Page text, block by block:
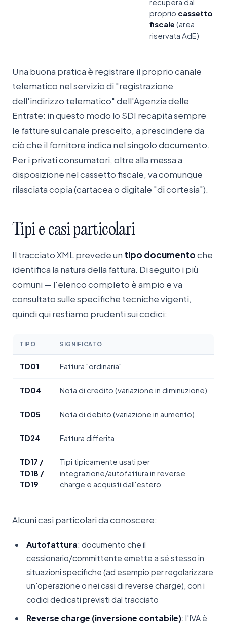
proprio cassetto
fiscale (area
riservata AdE)
Una buona pratica è registrare il proprio canale
telematico nel servizio di "registrazione
dell'indirizzo telematico" dell'Agenzia delle
Entrate: in questo modo lo SDI recapita sempre
le fatture sul canale prescelto, a prescindere da
ciò che il fornitore indica nel singolo documento.
Per i privati consumatori, oltre alla messa a
disposizione nel cassetto fiscale, va comunque
rilasciata copia (cartacea o digitale "di cortesia").
Tipie casiparticolari
Il tracciato XML prevede un tipo documentoche
identifica la natura della fattura. Di seguito i più
comuni — l'elenco completo è ampio e va
consultato sulle specifiche tecniche vigenti,
quindi qui restiamo prudenti sui codici:
TIPO SIGNIFICATO
TD01 Fattura "ordinaria"
TD04 Nota di credito (variazione in diminuzione)
TD05 Nota di debito (variazione in aumento)
TD24 Fattura differita
TD17 /
TD18 /
TD19
Tipi tipicamente usati per
integrazione/autofattura in reverse
charge e acquisti dall'estero
Alcuni casi particolari da conoscere:
Autofattura: documento che il
cessionario/committente emette a sé stesso in
situazioni specifiche (ad esempio per regolarizzare
un'operazione o nei casi di reverse charge), con i
codici dedicati previsti dal tracciato
Reverse charge (inversione contabile): l'IVA è